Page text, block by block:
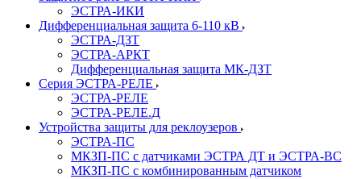
ЭСТРА-ИКИ
Дифференциальная защита 6-110 кВ
ЭСТРА-ДЗТ
ЭСТРА-АРКТ
Дифференциальная защита МК-ДЗТ
Серия ЭСТРА-РЕЛЕ
ЭСТРА-РЕЛЕ
ЭСТРА-РЕЛЕ.Д
Устройства защиты для реклоузеров
ЭСТРА-ПС
МКЗП-ПС с датчиками ЭСТРА ДТ и ЭСТРА-ВС
МКЗП-ПС с комбинированным датчиком